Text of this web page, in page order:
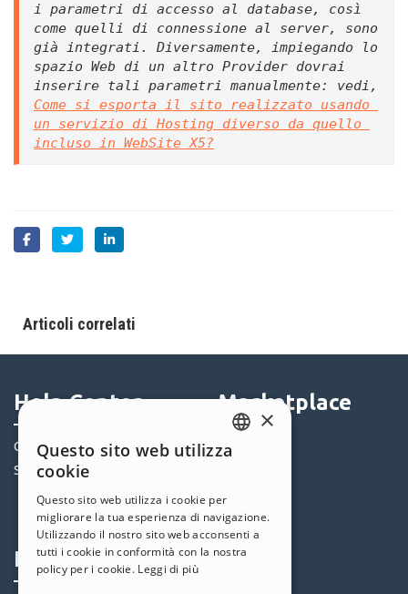
i parametri di accesso al database, così
come quelli di connessione al server, sono
già integrati. Diversamente, impiegando lo
spazio Web di un altro Provider dovrai
Come si esporta il sito realizzato usando
un servizio di Hosting diverso da quello
incluso in WebSite X5?
Articoli correlati
Help Center
Community
Siti Utenti
Marketplace
Templates
Offerte
Profilo Seguici
ENGLISH
GERMAN
SPANISH
×
Questo sito web utilizza
cookie
Questo sito web utilizza i cookie per
migliorare la tua esperienza di navigazione.
Utilizzando il nostro sito web acconsenti a
tutti i cookie in conformità con la nostra
policy per i cookie. Leggi di più